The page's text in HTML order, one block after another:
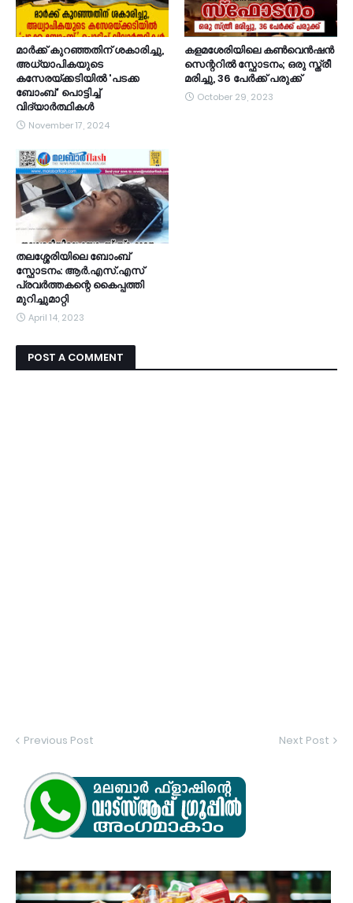
മാർക്ക് കുറഞ്ഞതിന് ശകാരിച്ചു,
അധ്യാപികയുടെ
കസേരയ്ക്കടിയിൽ 'പടക്ക
ബോംബ്' പൊട്ടിച്ച്
വിദ്യാർത്ഥികൾ
November 17, 2024
കളമശേരിയിലെ കൺവെൻഷൻ
സെന്ററിൽ സ്ഫോടനം; ഒരു സ്ത്രീ
മരിച്ചു, 36 പേർക്ക് പരുക്ക്
October 29, 2023
തലശ്ശേരിയിലെ ബോംബ്
സ്ഫോടനം: ആർ.എസ്.എസ്
പ്രവർത്തകന്റെ കൈപ്പത്തി
മുറിച്ചുമാറ്റി
April 14, 2023
POST A COMMENT
Previous Post Next Post